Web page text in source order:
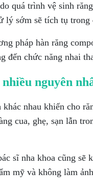
quá trình vệ sinh
sớm sẽ tích tụ trong
pháp hàn răng
đến chức năng nhai
nguyên
khác nhau khiến cho
cua, ghẹ, sạn lẫn
sĩ nha khoa cũng
mỹ và không làm